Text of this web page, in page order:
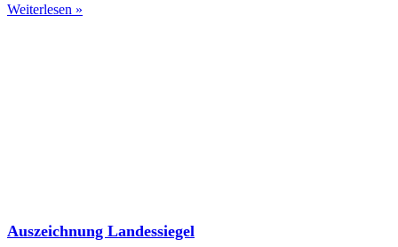
Weiterlesen »
Auszeichnung Landessiegel